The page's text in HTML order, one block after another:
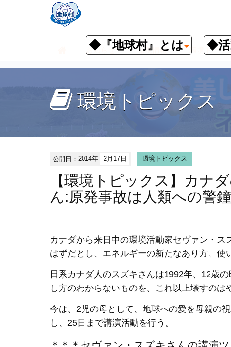
◆『地球村』とは ◆活
お知らせ 環境情報 環境トピッ
環境トピックス
公開日：2014年 2月17日 環境トピックス
【環境トピックス】カナ
ん:原発事故は人類への警鐘
カナダから来日中の環境活動家セヴァン・
はずだとし、エネルギーの新たなあり方、使
日系カナダ人のスズキさんは1992年、12歳
し方のわからないものを、これ以上壊すのは
今は、2児の母として、地球への愛を母親の
し、25日まで講演活動を行う。